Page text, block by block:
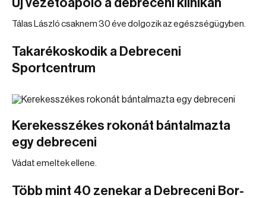
Új vezetőápoló a debreceni klinikán
Tálas László csaknem 30 éve dolgozik az egészségügyben.
Takarékoskodik a Debreceni
Sportcentrum
Kerekesszékes rokonát bántalmazta
egy debreceni
Vádat emeltek ellene.
Több mint 40 zenekar a Debreceni Bor-